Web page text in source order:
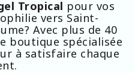
Tropical pour vos
vers Saint-
Avec plus de 40
boutique spécialisée
à satisfaire chaque